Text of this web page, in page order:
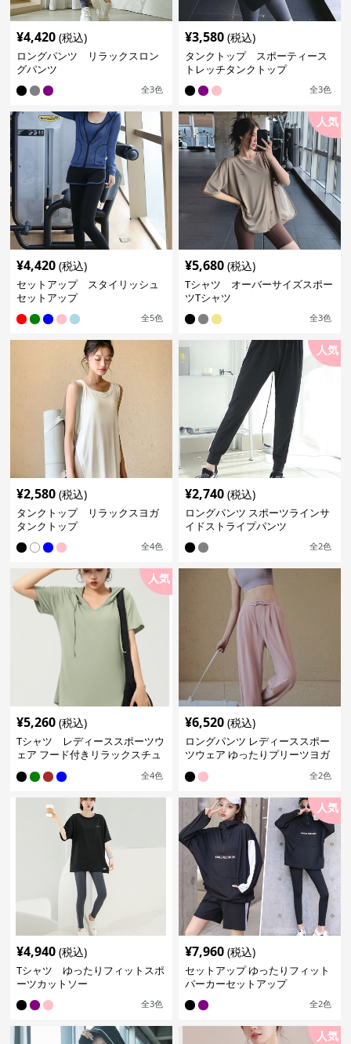
¥4,420 (税込)
ロングパンツ リラックスロン
グパンツ
全3色
¥3,580 (税込)
タンクトップ スポーティース
トレッチタンクトップ
全3色
¥4,420 (税込)
セットアップ スタイリッシュ
セットアップ
全5色
人気
¥5,680 (税込)
Tシャツ オーバーサイズスポー
ツTシャツ
全3色
¥2,580 (税込)
タンクトップ リラックスヨガ
タンクトップ
全4色
人気
¥2,740 (税込)
ロングパンツ スポーツラインサ
イドストライプパンツ
全2色
人気
¥5,260 (税込)
Tシャツ レディーススポーツウ
ェア フード付きリラックスチュ
全4色
¥6,520 (税込)
ロングパンツ レディーススポー
ツウェア ゆったりプリーツヨガ
全2色
¥4,940 (税込)
Tシャツ ゆったりフィットスポ
ーツカットソー
全3色
人気
¥7,960 (税込)
セットアップ ゆったりフィット
パーカーセットアップ
全2色
人気